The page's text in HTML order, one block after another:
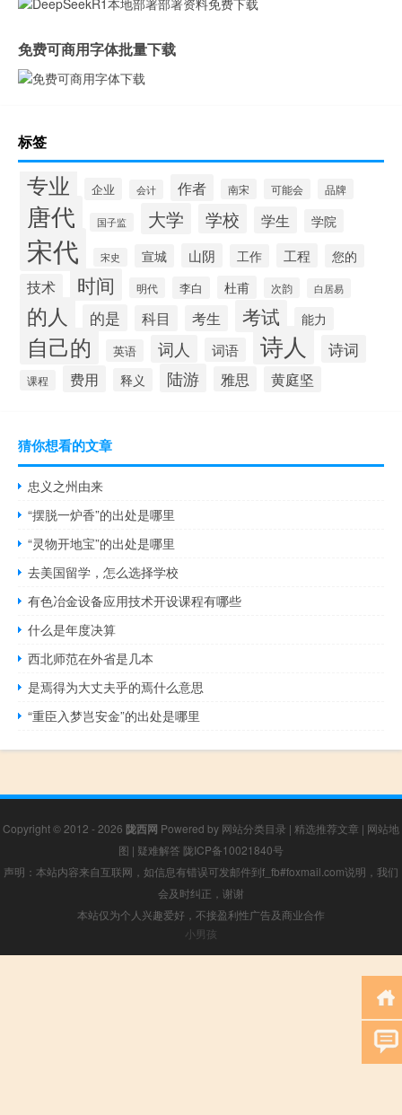
免费可商用字体批量下载
标签
专业 企业 会计 作者 南宋 可能会 品牌
唐代 国子监 大学 学校 学生 学院
宋代 宋史 宣城 山阴 工作 工程 您的
技术 时间 明代 李白 杜甫 次韵 白居易
的人 的是 科目 考生 考试 能力
自己的 英语 词人 词语 诗人 诗词
课程 费用 释义 陆游 雅思 黄庭坚
猜你想看的文章
忠义之州由来
“摆脱一炉香”的出处是哪里
“灵物开地宝”的出处是哪里
去美国留学，怎么选择学校
有色冶金设备应用技术开设课程有哪些
什么是年度决算
西北师范在外省是几本
是焉得为大丈夫乎的焉什么意思
“重臣入梦岂安金”的出处是哪里
Copyright © 2012 - 2026 陇西网 Powered by 网站分类目录 | 精选推荐文章 | 网站地
图 | 疑难解答 陇ICP备10021840号
声明：本站内容来自互联网，如信息有错误可发邮件到f_fb#foxmail.com说明，我们
会及时纠正，谢谢
本站仅为个人兴趣爱好，不接盈利性广告及商业合作
小男孩